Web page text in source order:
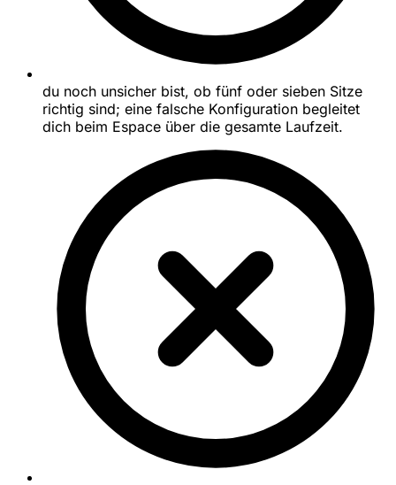
du noch unsicher bist, ob fünf oder sieben Sitze
richtig sind; eine falsche Konfiguration begleitet
dich beim Espace über die gesamte Laufzeit.